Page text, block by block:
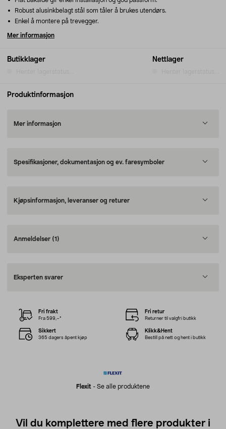
Butikklager Nettlager
Robust alusinkbelagt stål som tåler å brukes utendørs.
Enkel å montere på trevegger.
Mer informasjon
Produktinformasjon
Mer informasjon
Spesifikasjoner, dokumentasjon og ev. faresymboler
Kjøpsinformasjon, leveranser og returer
Anmeldelser (1)
Eksperten svarer
Flexit - Se alle produktene
Fri frakt
Fra 599,–*
Fri retur
Returner til valgfri butikk
Sikkert
365 dagers åpent kjøp
Klikk&Hent
Bestill på nett og hent i butikk
Vil du komplettere med flere produkter i